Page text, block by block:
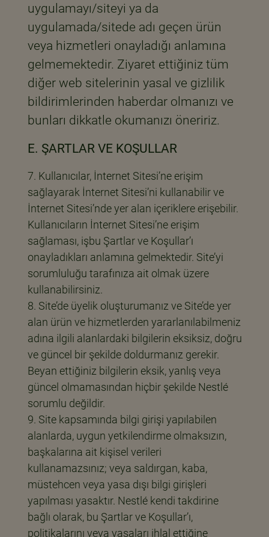
uygulamayı/siteyi ya da
uygulamada/sitede adı geçen ürün
veya hizmetleri onayladığı anlamına
gelmemektedir. Ziyaret ettiğiniz tüm
diğer web sitelerinin yasal ve gizlilik
bildirimlerinden haberdar olmanızı ve
bunları dikkatle okumanızı öneririz.
E. ŞARTLAR VE KOŞULLAR
Kullanıcılar, İnternet Sitesi’ne erişim
sağlayarak İnternet Sitesi’ni kullanabilir ve
İnternet Sitesi’nde yer alan içeriklere erişebilir.
Kullanıcıların İnternet Sitesi’ne erişim
sağlaması, işbu Şartlar ve Koşullar’ı
onayladıkları anlamına gelmektedir. Site’yi
sorumluluğu tarafınıza ait olmak üzere
kullanabilirsiniz.
Site’de üyelik oluşturumanız ve Site’de yer
alan ürün ve hizmetlerden yararlanılabilmeniz
adına ilgili alanlardaki bilgilerin eksiksiz, doğru
ve güncel bir şekilde doldurmanız gerekir.
Beyan ettiğiniz bilgilerin eksik, yanlış veya
güncel olmamasından hiçbir şekilde Nestlé
sorumlu değildir.
Site kapsamında bilgi girişi yapılabilen
alanlarda, uygun yetkilendirme olmaksızın,
başkalarına ait kişisel verileri
kullanamazsınız; veya saldırgan, kaba,
müstehcen veya yasa dışı bilgi girişleri
yapılması yasaktır. Nestlé kendi takdirine
bağlı olarak, bu Şartlar ve Koşullar’ı,
politikalarını veya yasaları ihlal ettiğine